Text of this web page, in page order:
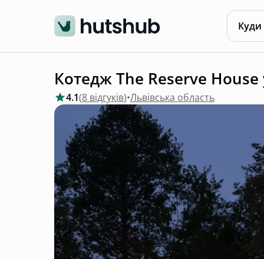
Куди
Котедж The Reserve House
4.1(8 відгуків)•Львівська область